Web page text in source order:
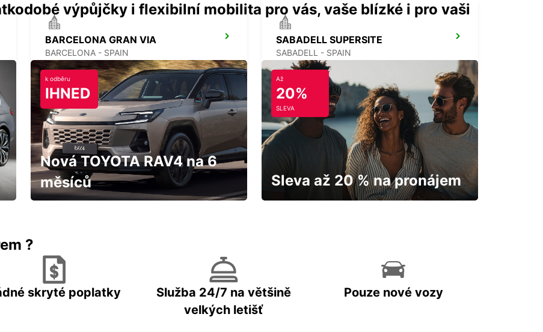
BARCELONA GRAN VIA
BARCELONA - SPAIN
SABADELL SUPERSITE
SABADELL - SPAIN
výpůjčky i flexibilní mobilita pro vás, vaše blízké i pro vaši
k odběru
IHNED
Nová TOYOTA RAV4 na 6
měsíců
Až
20%
SLEVA
Sleva až 20 % na pronájem
?
skryté poplatky
Služba 24/7 na většině
velkých letišť
Pouze nové vozy